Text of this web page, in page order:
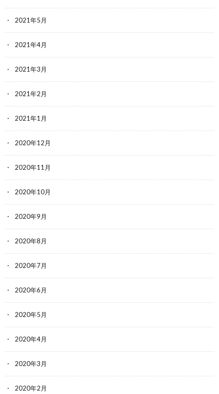
2021年5月
2021年4月
2021年3月
2021年2月
2021年1月
2020年12月
2020年11月
2020年10月
2020年9月
2020年8月
2020年7月
2020年6月
2020年5月
2020年4月
2020年3月
2020年2月